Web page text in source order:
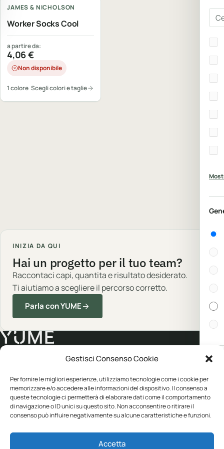
Gestisci Consenso Cookie
Per fornire le migliori esperienze, utilizziamo tecnologie come i cookie per
memorizzare e/o accedere alle informazioni del dispositivo. Il consenso a
queste tecnologie ci permetterà di elaborare dati come il comportamento
di navigazione o ID unici su questo sito. Non acconsentire o ritirare il
consenso può influire negativamente su alcune caratteristiche e funzioni.
Accetta
JAMES & NICHOLSON
Worker Socks Cool
a partire da:
4,06€
Non disponibile
1 colore Scegli colori e taglie
INIZIA DA QUI
Hai un progetto per il tuo team?
Raccontaci capi, quantita e risultato desiderato.
Ti aiutiamo a scegliere il percorso corretto.
Parla con YUME
personalizzato.
Personalizzazione